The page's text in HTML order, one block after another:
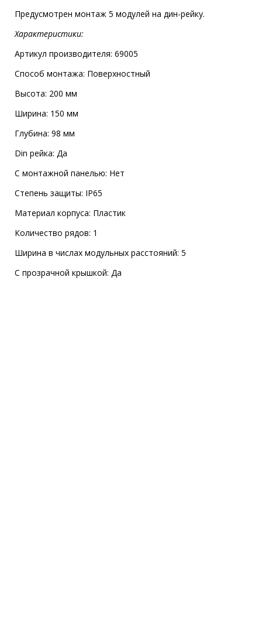
Предусмотрен монтаж 5 модулей на дин-рейку.
Характеристики:
Артикул производителя: 69005
Способ монтажа: Поверхностный
Высота: 200 мм
Ширина: 150 мм
Глубина: 98 мм
Din рейка: Да
С монтажной панелью: Нет
Степень защиты: IP65
Материал корпуса: Пластик
Количество рядов: 1
Ширина в числах модульных расстояний: 5
С прозрачной крышкой: Да